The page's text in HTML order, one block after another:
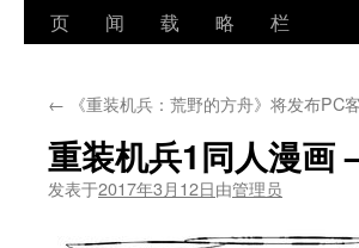
页
闻
载
略
栏
← 《重装机兵：荒野的方舟》将发布PC
重装机兵1同人漫画
发表于2017年3月12日由管理员